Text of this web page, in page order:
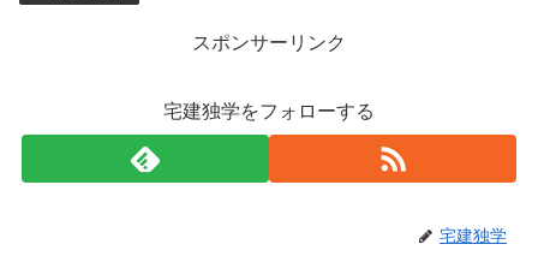
スポンサーリンク
宅建独学をフォローする
宅建独学